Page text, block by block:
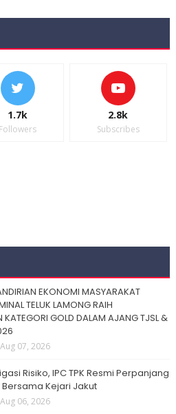
1.7k
Followers
2.8k
Subscribes
EKONOMI MASYARAKAT
TELUK LAMONG RAIH
KATEGORI GOLD DALAM AJANG TJSL &
Aug 07, 2026
Risiko, IPC TPK Resmi Perpanjang
Kejari Jakut
Aug 06, 2026